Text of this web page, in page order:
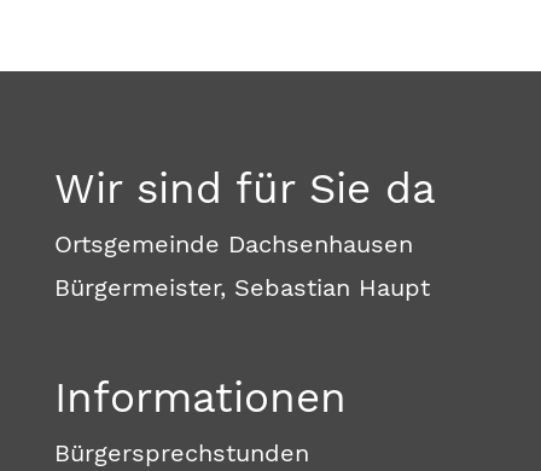
Wir sind für Sie da
Ortsgemeinde Dachsenhausen
Bürgermeister, Sebastian Haupt
Informationen
Bürgersprechstunden